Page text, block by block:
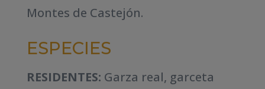
Montes de Castejón.
ESPECIES
RESIDENTES: Garza real, garceta